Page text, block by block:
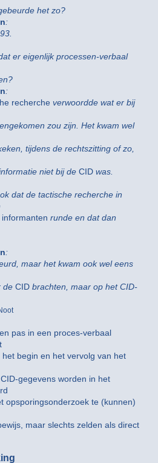
het zo?
:
er eigenlijk processen-verbaal
:
recherche verwoordde wat er bij
zou zijn. Het kwam wel
tijdens de rechtszitting of zo,
niet bij de CID was.
dat de tactische recherche in
informanten runde en dat dan
:
maar het kwam ook wel eens
de CID brachten, maar op het CID-
pas in een proces-verbaal
begin en het vervolg van het
gegevens worden in het
opsporingsonderzoek te (kunnen)
maar slechts zelden als direct